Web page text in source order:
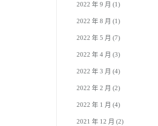
2022 年 9 月 (1)
2022 年 8 月 (1)
2022 年 5 月 (7)
2022 年 4 月 (3)
2022 年 3 月 (4)
2022 年 2 月 (2)
2022 年 1 月 (4)
2021 年 12 月 (2)